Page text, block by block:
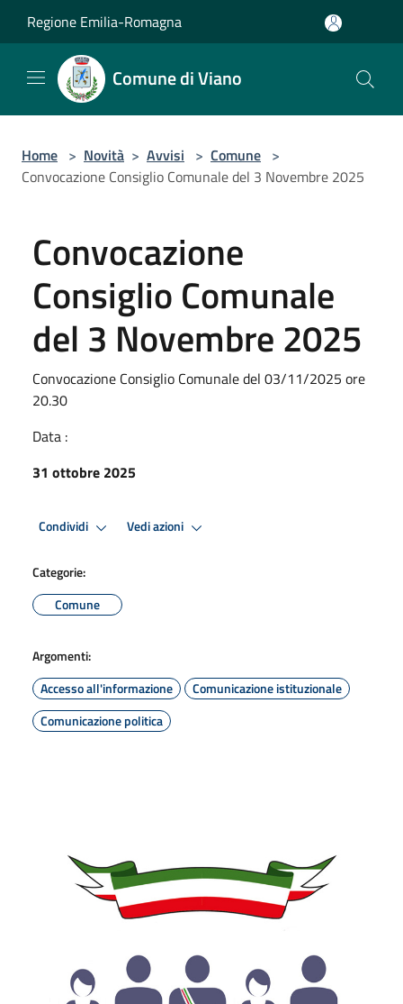
Regione Emilia-Romagna
Comune di Viano
Home > Novità > Avvisi > Comune >
Convocazione Consiglio Comunale del 3 Novembre 2025
Convocazione
Consiglio Comunale
del 3 Novembre 2025
Convocazione Consiglio Comunale del 03/11/2025 ore
20.30
Data :
31 ottobre 2025
Condividi Vedi azioni
Categorie:
Comune
Argomenti:
Accesso all'informazione
Comunicazione istituzionale
Comunicazione politica